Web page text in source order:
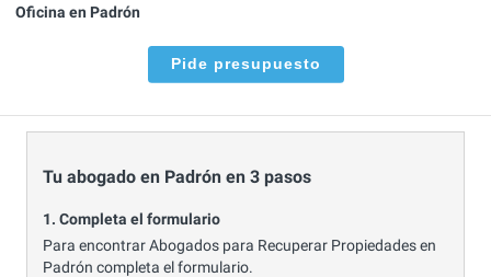
Oficina en Padrón
Pide presupuesto
Tu abogado en Padrón en 3 pasos
1. Completa el formulario
Para encontrar Abogados para Recuperar Propiedades en
Padrón completa el formulario.